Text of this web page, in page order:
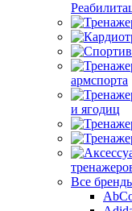
армспорта
и ягодиц
Все